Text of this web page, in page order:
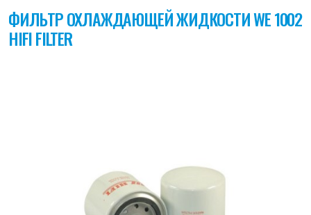
ФИЛЬТР ОХЛАЖДАЮЩЕЙ ЖИДКОСТИWE 1002
HIFI FILTER